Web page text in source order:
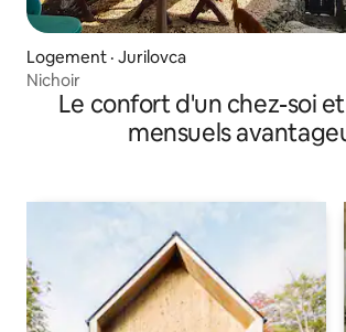
Logement · Jurilovca
Nichoir
Le confort d'un chez-soi
mensuels